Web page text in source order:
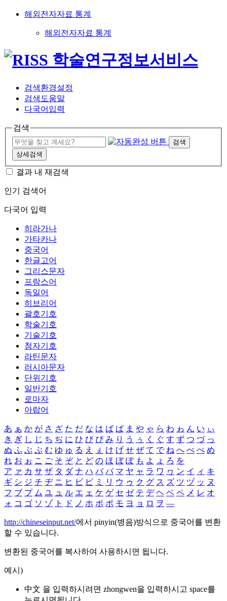
해외전자자료 통계
해외전자자료 통계
검색환경설정
검색도움말
다국어입력
검색
검색
상세검색
결과 내 재검색
인기 검색어
다국어 입력
히라가나
가타카나
중국어
한글고어
그리스문자
프랑스어
독일어
히브리어
괄호기호
학술기호
기술기호
첨자기호
라틴문자
러시아문자
단위기호
일반기호
로마자
아랍어
あ ぁ か が さ ざ た だ な は ば ぱ ま や ゃ ら わ ゎ ん い ぃ
き ぎ し じ ち ぢ に ひ び ぴ み り う ぅ く ぐ す ず つ づ っ
ぬ ふ ぶ ぷ む ゆ ゅ る え ぇ け げ せ ぜ て で ね へ べ ぺ め
れ お ぉ こ ご そ ぞ と ど の ほ ぼ ぽ も よ ょ ろ を
ア ァ カ サ ザ タ ダ ナ ハ バ パ マ ヤ ャ ラ ワ ヮ ン イ ィ キ
ギ シ ジ チ ヂ ニ ヒ ビ ピ ミ リ ウ ゥ ク グ ス ズ ツ ヅ ッ ヌ
フ ブ プ ム ユ ュ ル エ ェ ケ ゲ セ ゼ テ デ ヘ ベ ペ メ レ オ
ォ コ ゴ ソ ゾ ト ド ノ ホ ボ ポ モ ヨ ョ ロ ヲ ―
http://chineseinput.net/에서 pinyin(병음)방식으로 중국어를 변환
할 수 있습니다.
변환된 중국어를 복사하여 사용하시면 됩니다.
예시)
中文 을 입력하시려면 zhongwen을 입력하시고 space를